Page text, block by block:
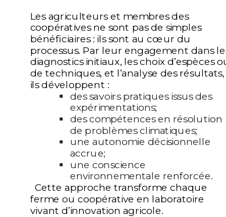
Les agriculteurs et membres des
coopératives ne sont pas de simples
bénéficiaires : ils sont au cœur du
processus. Par leur engagement dans
diagnostics initiaux, les choix d’espèces
de techniques, et l’analyse des résultats,
ils développent :
dessavoirs pratiques issus des
expérimentations;
descompétences en résolution
de problèmes climatiques;
une autonomie décisionnelle
accrue;
une conscience
environnementale renforcée.
Cette approche transforme chaque
ferme ou coopérative en laboratoire
vivant d’innovation agricole.